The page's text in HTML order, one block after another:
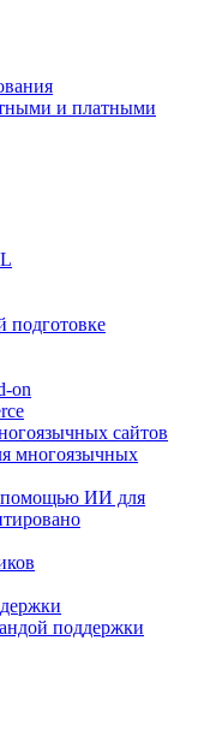
и платными
подготовке
on
сайтов
многоязычных
помощью ИИ для
поддержки